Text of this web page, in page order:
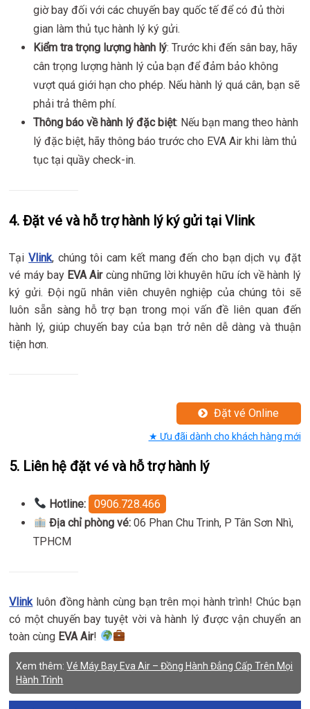
giờ bay đối với các chuyến bay quốc tế để có đủ thời
gian làm thủ tục hành lý ký gửi.
Kiểm tra trọng lượng hành lý: Trước khi đến sân bay, hãy
cân trọng lượng hành lý của bạn để đảm bảo không
vượt quá giới hạn cho phép. Nếu hành lý quá cân, bạn sẽ
phải trả thêm phí.
Thông báo về hành lý đặc biệt: Nếu bạn mang theo hành
lý đặc biệt, hãy thông báo trước cho EVA Air khi làm thủ
tục tại quầy check-in.
4.Đặt vé và hỗ trợ hành lý ký gửi tại Vlink
TạiVlink, chúng tôi cam kết mang đến cho bạn dịch vụ đặt
vé máy bay EVA Aircùng những lời khuyên hữu ích về hành lý
ký gửi. Đội ngũ nhân viên chuyên nghiệp của chúng tôi sẽ
luôn sẵn sàng hỗ trợ bạn trong mọi vấn đề liên quan đến
hành lý, giúp chuyến bay của bạn trở nên dễ dàng và thuận
tiện hơn.
Đặt vé Online
★ Ưu đãi dành cho khách hàng mới
5. Liên hệ đặt vé và hỗ trợ hành lý
Hotline:
0906.728.466
Địa chỉ phòng vé:06 Phan Chu Trinh, P Tân Sơn Nhì,
TPHCM
Vlink luôn đồng hành cùng bạn trên mọi hành trình! Chúc bạn
có một chuyến bay tuyệt vời và hành lý được vận chuyển an
toàn cùng EVA Air!
Xem thêm:Vé Máy Bay Eva Air – Đồng Hành Đẳng Cấp Trên Mọi
Hành Trình